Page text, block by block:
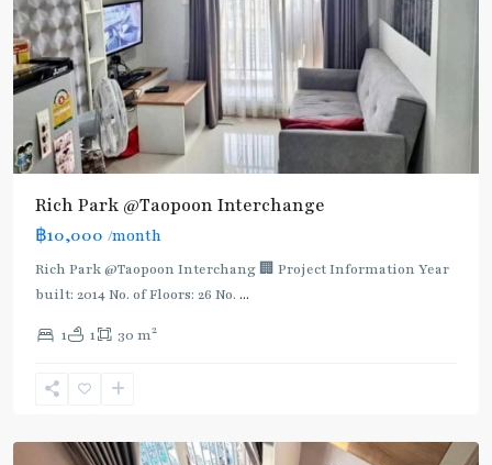
Rich Park @Taopoon Interchange
฿10,000 /month
Rich Park @Taopoon Interchang 🏢 Project Information Year
built: 2014 No. of Floors: 26 No. ...
1 1 30 m2
Bang
บางซื่อ,